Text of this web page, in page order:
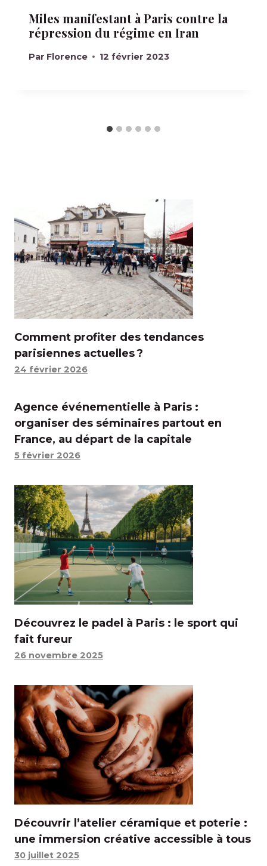
Miles manifestant à Paris contre la
répression du régime en Iran
Par Florence 12 février 2023
Comment profiter des tendances
parisiennes actuelles ?
24 février 2026
Agence événementielle à Paris :
organiser des séminaires partout en
France, au départ de la capitale
5 février 2026
Découvrez le padel à Paris : le sport qui
fait fureur
26 novembre 2025
Découvrir l’atelier céramique et poterie :
une immersion créative accessible à tous
30 juillet 2025